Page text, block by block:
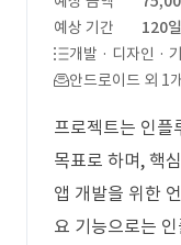
예상 기간
120일
개발 · 디자인 ·
안드로이드 외 1개
프로젝트는 인플
목표로 하며, 핵
앱 개발을 위한
요 기능으로는